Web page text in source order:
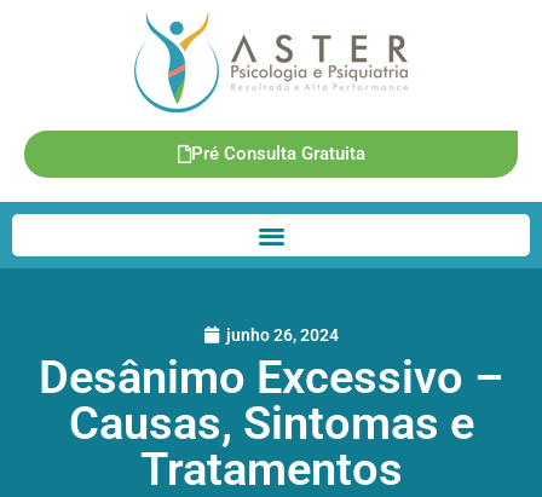
Pré Consulta Gratuita
junho 26, 2024
Desânimo Excessivo –
Causas, Sintomas e
Tratamentos